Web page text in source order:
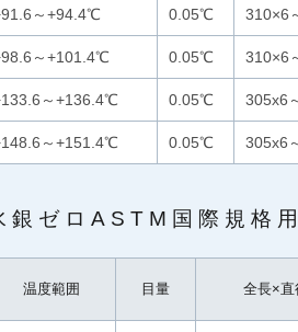
～+94.4℃ 0.05℃ 310×6
～+101.4℃ 0.05℃ 310×6
～+136.4℃ 0.05℃ 305x6
～+151.4℃ 0.05℃ 305x6
ゼロASTM国際規格
温度範囲 目量 全長×直